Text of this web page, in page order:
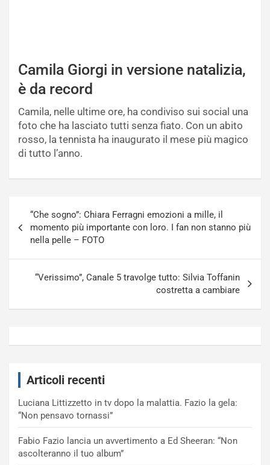
Camila Giorgi in versione natalizia,
è da record
Camila, nelle ultime ore, ha condiviso sui social una
foto che ha lasciato tutti senza fiato. Con un abito
rosso, la tennista ha inaugurato il mese più magico
di tutto l’anno.
articoli
“Che sogno”: Chiara Ferragni emozioni a mille, il
momento più importante con loro. I fan non stanno più
nella pelle – FOTO
“Verissimo”, Canale 5 travolge tutto: Silvia Toffanin
costretta a cambiare
Articoli recenti
Luciana Littizzetto in tv dopo la malattia. Fazio la gela:
“Non pensavo tornassi”
Fabio Fazio lancia un avvertimento a Ed Sheeran: “Non
ascolteranno il tuo album”